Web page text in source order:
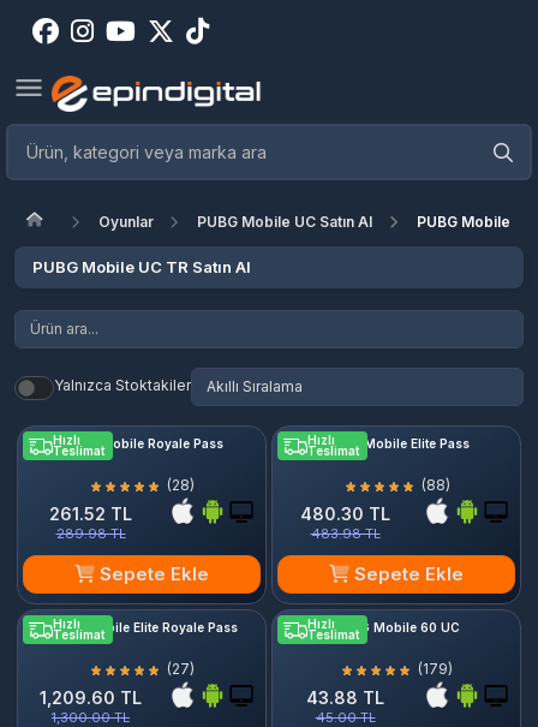
Oyunlar PUBG Mobile UC Satın Al PUBG Mobile UC
PUBG Mobile UC TR Satın Al
Yalnızca Stoktakiler
Hızlı
Teslimat PUBG Mobile Royale Pass
(28)
261.52 TL
289.98 TL
Sepete Ekle
Hızlı
Teslimat
PUBG Mobile Elite Pass
(88)
480.30 TL
483.98 TL
Sepete Ekle
Hızlı
Teslimat PUBG Mobile Elite Royale Pass
(27)
1,209.60 TL
1,300.00 TL
Hızlı
TeslimatPUBG Mobile 60 UC
(179)
43.88 TL
45.00 TL